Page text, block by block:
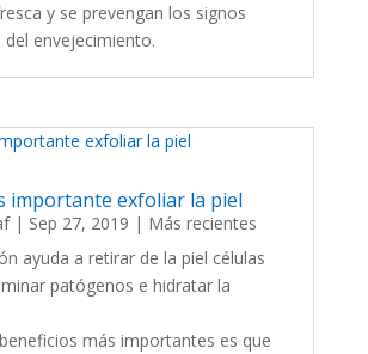
y se prevengan los signos
envejecimiento.
importante exfoliar la piel
| Sep 27, 2019 | Más recientes
ayuda a retirar de la piel células
patógenos e hidratar la
más importantes es que